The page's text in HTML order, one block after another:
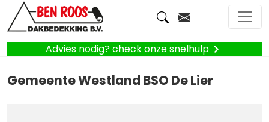
Advies nodig? check onze snelhulp
Gemeente Westland BSO De Lier